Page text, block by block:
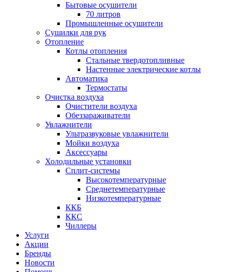
Бытовые осушители
70 литров
Промышленные осушители
Сушилки для рук
Отопление
Котлы отопления
Стальные твердотопливные
Настенные электрические котлы
Автоматика
Термостаты
Очистка воздуха
Очистители воздуха
Обеззараживатели
Увлажнители
Ультразвуковые увлажнители
Мойки воздуха
Аксессуары
Холодильные установки
Сплит-системы
Высокотемпературные
Среднетемпературные
Низкотемпературные
ККБ
ККС
Чиллеры
Услуги
Акции
Бренды
Новости